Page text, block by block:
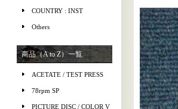
COUNTRY : INST
Others
商品（A to Z）一覧
ACETATE / TEST PRESS
78rpm SP
PICTURE DISC / COLOR V